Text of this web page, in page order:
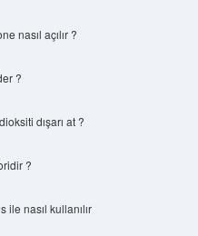
nasıl açılır ?
?
dışarı at ?
?
ile nasıl kullanılır